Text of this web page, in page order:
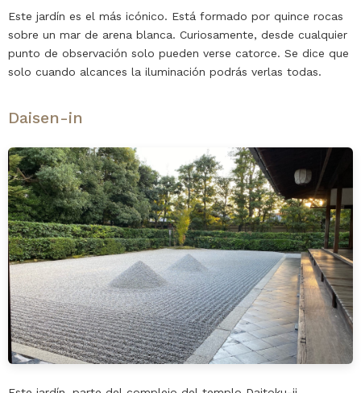
Este jardín es el más icónico. Está formado por quince rocas
sobre un mar de arena blanca. Curiosamente, desde cualquier
punto de observación solo pueden verse catorce. Se dice que
solo cuando alcances la iluminación podrás verlas todas.
Daisen-in